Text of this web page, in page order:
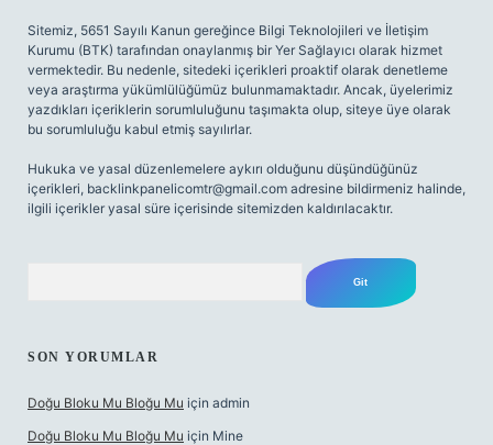
Sitemiz, 5651 Sayılı Kanun gereğince Bilgi Teknolojileri ve İletişim
Kurumu (BTK) tarafından onaylanmış bir Yer Sağlayıcı olarak hizmet
vermektedir. Bu nedenle, sitedeki içerikleri proaktif olarak denetleme
veya araştırma yükümlülüğümüz bulunmamaktadır. Ancak, üyelerimiz
yazdıkları içeriklerin sorumluluğunu taşımakta olup, siteye üye olarak
bu sorumluluğu kabul etmiş sayılırlar.
Hukuka ve yasal düzenlemelere aykırı olduğunu düşündüğünüz
içerikleri, backlinkpanelicomtr@gmail.com adresine bildirmeniz halinde,
ilgili içerikler yasal süre içerisinde sitemizden kaldırılacaktır.
SON YORUMLAR
Doğu Bloku Mu Bloğu Mu için admin
Doğu Bloku Mu Bloğu Mu için Mine